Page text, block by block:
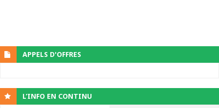
APPELS D'OFFRES
L’INFO EN CONTINU